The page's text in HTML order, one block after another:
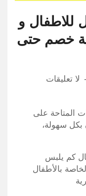
للاطفال و
خصم حتى
لا تعليقات
المتاحة على
بكل سهولة،
مقاس 80 للاطفال كم يلبس
بالأطفال